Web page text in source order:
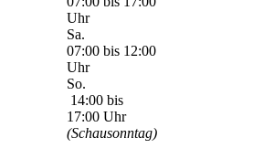
Uhr
Sa.
07:00 bis 12:00
Uhr
So.
14:00 bis
17:00 Uhr
(Schausonntag)